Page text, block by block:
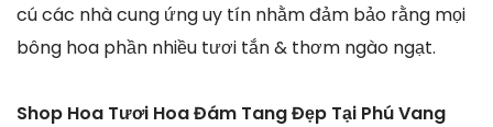
cú các nhà cung ứng uy tín nhằm đảm bảo rằng mọi
bông hoa phần nhiều tươi tắn & thơm ngào ngạt.
Shop Hoa Tươi Hoa Đám Tang Đẹp Tại Phú Vang